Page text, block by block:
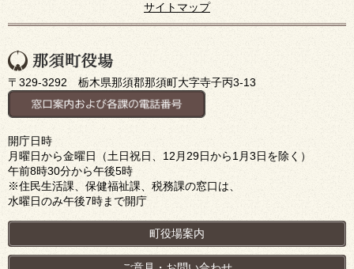
サイトマップ
〒329-3292 栃木県那須郡那須町大字寺子丙3-13
開庁日時
月曜日から金曜日（土日祝日、12月29日から1月3日を除く）
午前8時30分から午後5時
※住民生活課、保健福祉課、税務課の窓口は、
水曜日のみ午後7時まで開庁
町役場案内